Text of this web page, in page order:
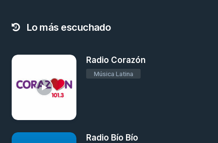
Lo más escuchado
Radio Corazón
Música Latina
Radio Bío Bío